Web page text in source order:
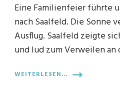
Eine Familienfeier führte
nach Saalfeld. Die Sonne
Ausflug. Saalfeld zeigte
und lud zum Verweilen an
WEITERLESEN...